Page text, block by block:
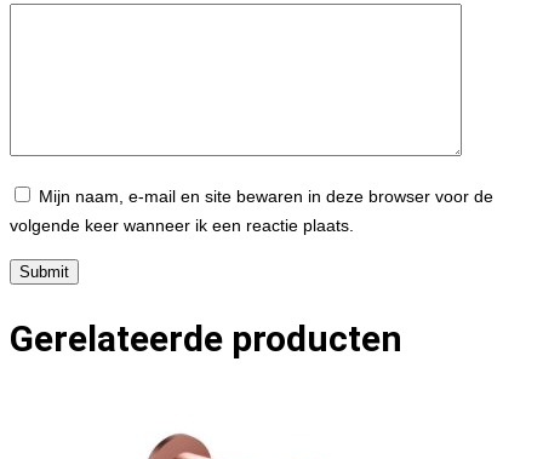
Mijn naam, e-mail en site bewaren in deze browser voor de
volgende keer wanneer ik een reactie plaats.
Gerelateerde producten